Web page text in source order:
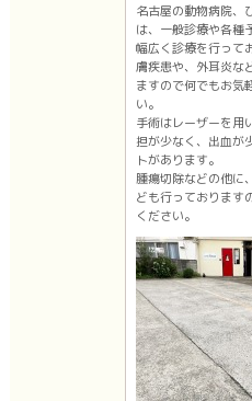
名古屋の動物病院、
は、一般診療や各種
幅広く診療を行って
膚疾患や、外耳炎な
ますので何でもお気
い。
手術はレーザーを用
担が少なく、出血が
トがあります。
腫瘍切除などの他に
ども行っております
ください。